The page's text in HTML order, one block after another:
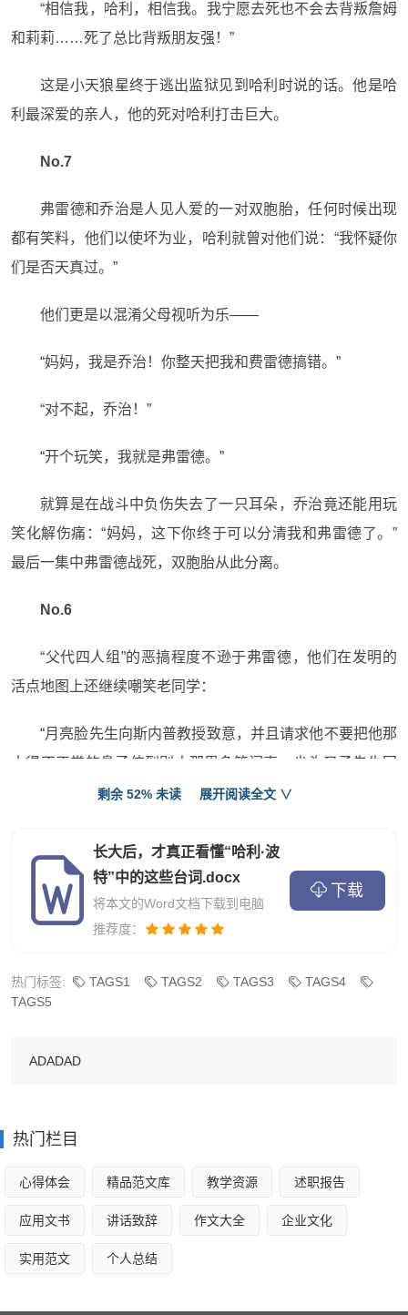
“相信我，哈利，相信我。我宁愿去死也不会去背叛詹姆
和莉莉……死了总比背叛朋友强！”
这是小天狼星终于逃出监狱见到哈利时说的话。他是哈
利最深爱的亲人，他的死对哈利打击巨大。
No.7
弗雷德和乔治是人见人爱的一对双胞胎，任何时候出现
都有笑料，他们以使坏为业，哈利就曾对他们说：“我怀疑你
们是否天真过。”
他们更是以混淆父母视听为乐——
“妈妈，我是乔治！你整天把我和费雷德搞错。”
“对不起，乔治！”
“开个玩笑，我就是弗雷德。”
就算是在战斗中负伤失去了一只耳朵，乔治竟还能用玩
笑化解伤痛：“妈妈，这下你终于可以分清我和弗雷德了。”
最后一集中弗雷德战死，双胞胎从此分离。
No.6
“父代四人组”的恶搞程度不逊于弗雷德，他们在发明的
活点地图上还继续嘲笑老同学：
“月亮脸先生向斯内普教授致意，并且请求他不要把他那
大得不正常的鼻子伸到别人那里多管闲事。尖头叉子先生同
意月亮脸先生的话，还愿意加上一句，斯内普教授是丑陋的
唉，可怜的教授。
No.5
不要相信那本看似会思考的日记本，事实证明日记本的确是
纳威本来是一个又笨又结巴的小男孩，可他与生的善良
勇敢让他渐渐成为哈利最重要的“战友”。最后一战中，是他
对哈利说：“别担心，哈利，我们会一直战斗下去。”
No.3
剩余 52% 未读 展开阅读全文 ∨
长大后，才真正看懂“哈利·波
特”中的这些台词.docx
将本文的Word文档下载到电脑
推荐度：
下载
热门标签: TAGS1 TAGS2 TAGS3
TAGS4
TAGS5
ADADAD
热门栏目
心得体会 精品范文库 教学资源 述职报告
应用文书 讲话致辞 作文大全 企业文化
实用范文 个人总结